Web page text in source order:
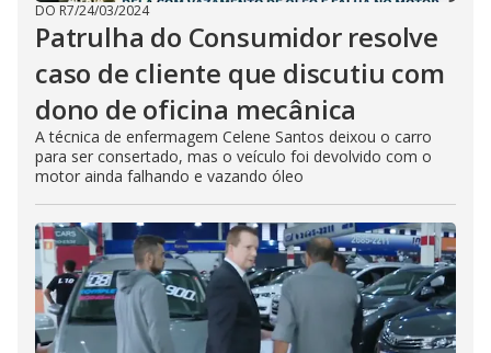
DO R7/24/03/2024
Patrulha do Consumidor resolve
caso de cliente que discutiu com
dono de oficina mecânica
A técnica de enfermagem Celene Santos deixou o carro
para ser consertado, mas o veículo foi devolvido com o
motor ainda falhando e vazando óleo